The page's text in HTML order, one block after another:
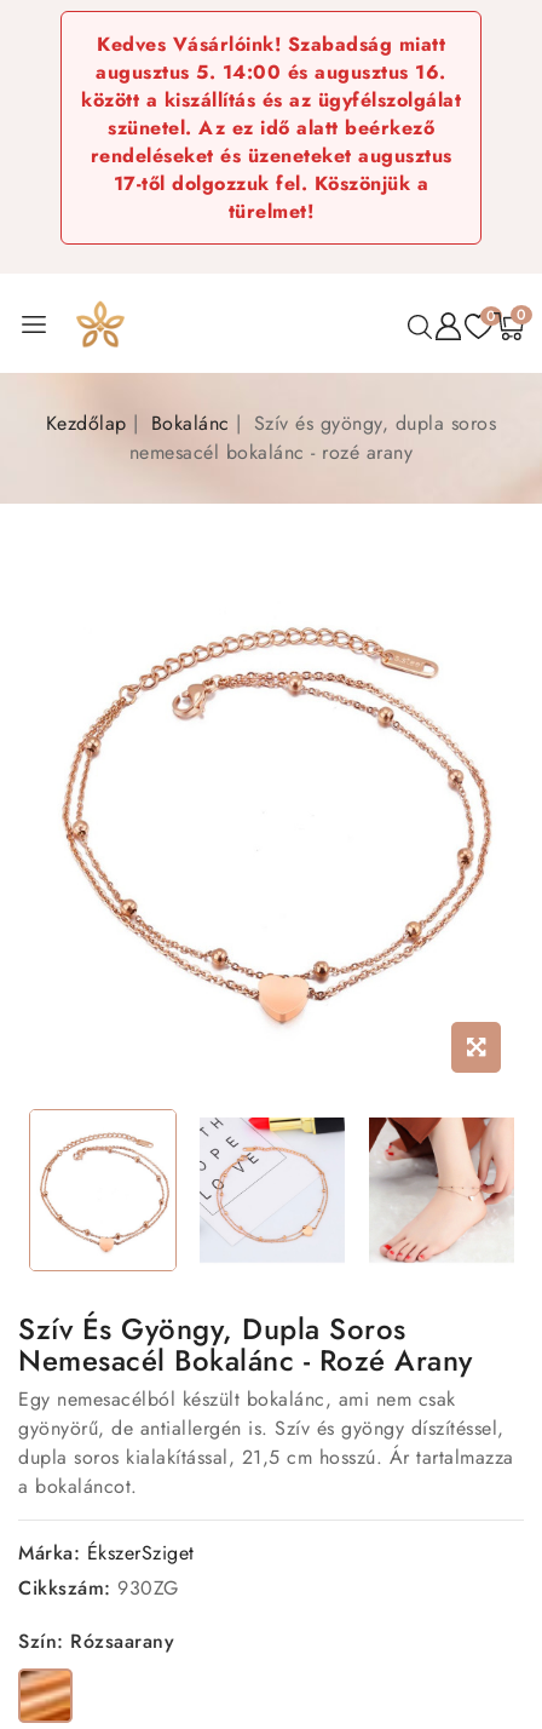
Kedves Vásárlóink! Szabadság miatt
augusztus 5. 14:00 és augusztus 16.
között a kiszállítás és az ügyfélszolgálat
szünetel. Az ez idő alatt beérkező
rendeléseket és üzeneteket augusztus
17-től dolgozzuk fel. Köszönjük a
türelmet!
0 0
Kezdőlap Bokalánc
Szív és gyöngy, dupla soros
nemesacél bokalánc - rozé arany
Szív És Gyöngy, Dupla Soros
Nemesacél Bokalánc - Rozé Arany
Egy nemesacélból készült bokalánc, ami nem csak
gyönyörű, de antiallergén is. Szív és gyöngy díszítéssel,
dupla soros kialakítással, 21,5 cm hosszú. Ár tartalmazza
a bokaláncot.
Márka: ÉkszerSziget
Cikkszám: 930ZG
Szín: Rózsaarany
Rózsaarany